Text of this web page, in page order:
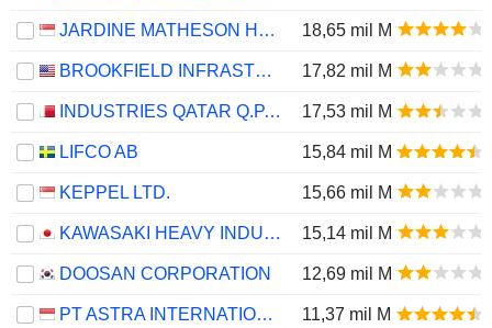
JARDINE MATHESON HOLDINGS LIMITED 18,65 mil M
BROOKFIELD INFRASTRUCTURE PARTNERS L.P. 17,82 mil M
INDUSTRIES QATAR Q.P.S.C. 17,53 mil M
LIFCO AB 15,84 mil M
KEPPEL LTD. 15,66 mil M
KAWASAKI HEAVY INDUSTRIES, LTD. 15,14 mil M
DOOSAN CORPORATION 12,69 mil M
PT ASTRA INTERNATIONAL TBK 11,37 mil M